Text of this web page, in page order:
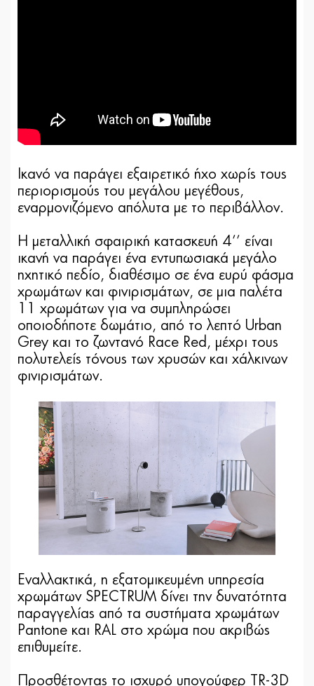
Ικανό να παράγει εξαιρετικό ήχο χωρίς τους
περιορισμούς του μεγάλου μεγέθους,
εναρμονιζόμενο απόλυτα με το περιβάλλον.
Η μεταλλική σφαιρική κατασκευή 4’’ είναι
ικανή να παράγει ένα εντυπωσιακά μεγάλο
ηχητικό πεδίο, διαθέσιμο σε ένα ευρύ φάσμα
χρωμάτων και φινιρισμάτων, σε μια παλέτα
11 χρωμάτων για να συμπληρώσει
οποιοδήποτε δωμάτιο, από το λεπτό Urban
Grey και το ζωντανό Race Red, μέχρι τους
πολυτελείς τόνους των χρυσών και χάλκινων
φινιρισμάτων.
Εναλλακτικά, η εξατομικευμένη υπηρεσία
χρωμάτων SPECTRUM δίνει την δυνατότητα
παραγγελίας από τα συστήματα χρωμάτων
Pantone και RAL στο χρώμα που ακριβώς
επιθυμείτε.
Προσθέτοντας το ισχυρό υπογούφερ TR-3D